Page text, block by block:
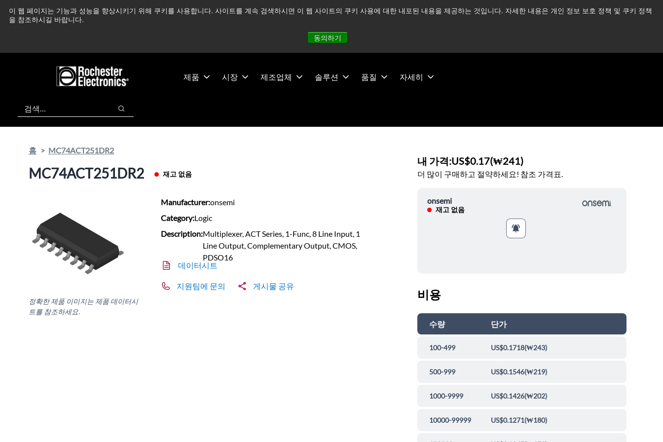
이 웹 페이지는 기능과 성능을 향상시키기 위해 쿠키를 사용합니다. 사이트를 계속 검색하시면 이 웹 사이트의 쿠키 사용에 대한 내포된 내용을 제공하는 것입니다. 자세한 내용은 개인 정보 보호 정책 및 쿠키 정책
을 참조하시길 바랍니다.
동의하기
츠
건
중동 지역 상황을 지속적으로 주시하고 있으며, 모든 서비스는 정상적으로 운영되고 있습니다. 더 읽어보기 →
제품 시장 제조업체 솔루션 품질 자세히
검색
검색
홈 MC74ACT251DR2
MC74ACT251DR2 재고 없음
정확한 제품 이미지는 제품 데이터시
트를 참조하세요.
Manufacturer:onsemi
Category:Logic
Description:Multiplexer, ACT Series, 1-Func, 8 Line Input, 1
Line Output, Complementary Output, CMOS,
PDSO16
데이터시트
지원팀에 문의 게시물 공유
내 가격:US$0.17(₩241)
더 많이 구매하고 절약하세요! 참조 가격표.
onsemi
재고 없음
비용
수량 단가
100-499 US$0.1718(₩243)
500-999 US$0.1546(₩219)
1000-9999 US$0.1426(₩202)
10000-99999 US$0.1271(₩180)